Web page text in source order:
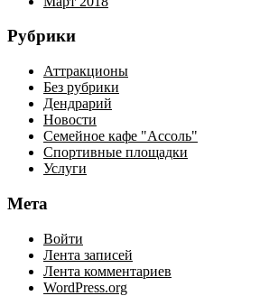
Рубрики
Аттракционы
Без рубрики
Дендрарий
Новости
Семейное кафе "Ассоль"
Спортивные площадки
Услуги
Мета
Войти
Лента записей
Лента комментариев
WordPress.org